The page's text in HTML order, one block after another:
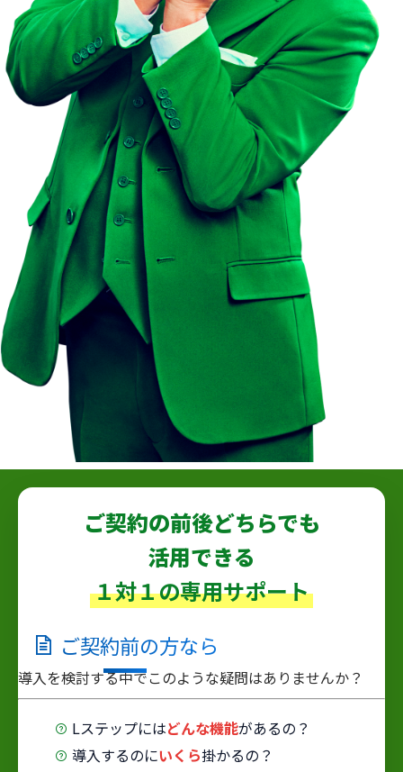
ご契約の前後どちらでも
活用できる
１対１の専用サポート
ご契約前の方なら
導入を検討する中でこのような疑問はありませんか？
Lステップにはどんな機能があるの？
導入するのにいくら掛かるの？